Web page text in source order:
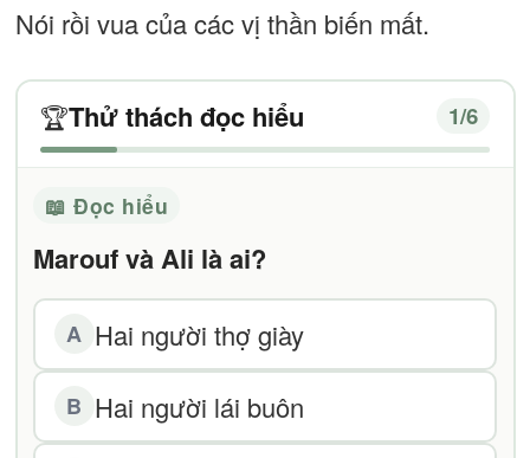
Nói rồi vua của các vị thần biến mất.
🏆Thử thách đọc hiểu 1/6
📖 Đọc hiểu
Marouf và Ali là ai?
A Hai người thợ giày
B Hai người lái buôn